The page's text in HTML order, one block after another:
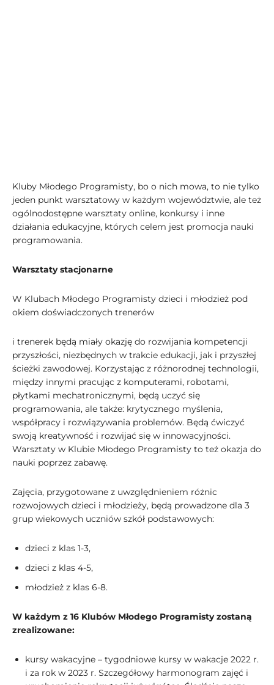
Kluby Młodego Programisty, bo o nich mowa, to nie tylko
jeden punkt warsztatowy w każdym województwie, ale też
ogólnodostępne warsztaty online, konkursy i inne
działania edukacyjne, których celem jest promocja nauki
programowania.
Warsztaty stacjonarne
W Klubach Młodego Programisty dzieci i młodzież pod
okiem doświadczonych trenerów
i trenerek będą miały okazję do rozwijania kompetencji
przyszłości, niezbędnych w trakcie edukacji, jak i przyszłej
ścieżki zawodowej. Korzystając z różnorodnej technologii,
między innymi pracując z komputerami, robotami,
płytkami mechatronicznymi, będą uczyć się
programowania, ale także: krytycznego myślenia,
współpracy i rozwiązywania problemów. Będą ćwiczyć
swoją kreatywność i rozwijać się w innowacyjności.
Warsztaty w Klubie Młodego Programisty to też okazja do
nauki poprzez zabawę.
Zajęcia, przygotowane z uwzględnieniem różnic
rozwojowych dzieci i młodzieży, będą prowadzone dla 3
grup wiekowych uczniów szkół podstawowych:
dzieci z klas 1-3,
dzieci z klas 4-5,
młodzież z klas 6-8.
W każdym z 16 Klubów Młodego Programisty zostaną
zrealizowane:
kursy wakacyjne – tygodniowe kursy w wakacje 2022 r.
i za rok w 2023 r. Szczegółowy harmonogram zajęć i